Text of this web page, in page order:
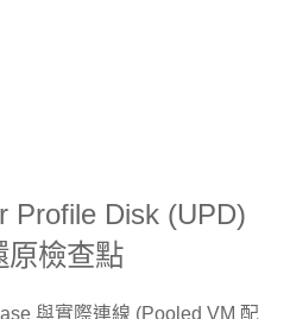
Profile Disk (UPD)
原檢查點
與實際連線 (Pooled VM 配